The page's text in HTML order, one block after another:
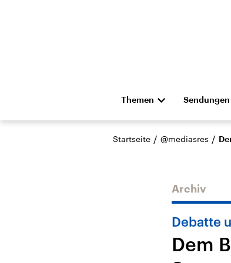
Themen
Die Nachrichten
Hörspiel und Feature
Landtagswahl Sachsen-
Sendungen
Startseite / @mediasres /
Archiv
Debatte
Dem